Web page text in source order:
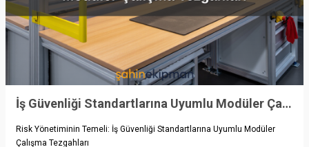
İş Güvenliği Standartlarına Uyumlu Modüler Çalışma Tezgahları
Risk Yönetiminin Temeli: İş Güvenliği Standartlarına Uyumlu Modüler
Çalışma Tezgahları